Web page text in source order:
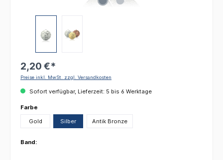
2,20 €*
Preise inkl. MwSt. zzgl. Versandkosten
Sofort verfügbar, Lieferzeit: 5 bis 6 Werktage
Farbe
Gold Silber Antik Bronze
Band: